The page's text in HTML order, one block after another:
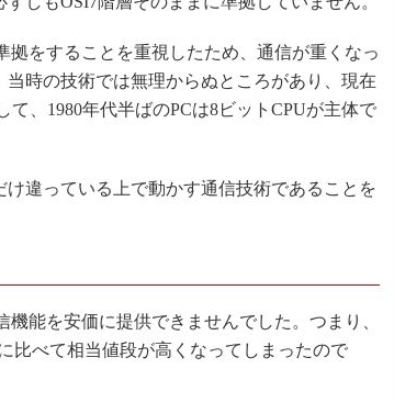
新型コロナへの対応
をすることを重視したため、通信が重くなっ
時の技術では無理からぬところがあり、現在
、1980年代半ばのPCは8ビットCPUが主体で
違っている上で動かす通信技術であることを
能を安価に提供できませんでした。つまり、
比べて相当値段が高くなってしまったので